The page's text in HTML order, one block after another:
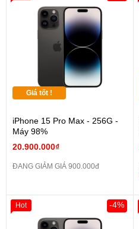
Giá tốt !
iPhone 15 Pro Max - 256G -
Máy 98%
20.900.000₫
ĐANG GIẢM GIÁ 900.000đ
-4%
Hot